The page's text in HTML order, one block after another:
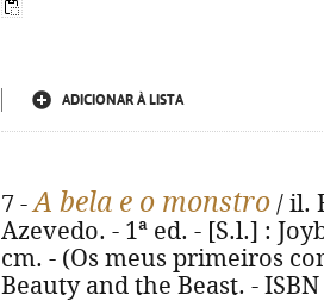
ADICIONAR À LISTA
7 -A bela e o monstro / il.
Azevedo. - 1ª ed. - [S.l.] :
cm. - (Os meus primeiros
Beauty and the Beast. - ISBN